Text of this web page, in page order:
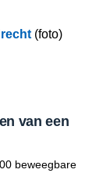
(foto)
van een
beweegbare